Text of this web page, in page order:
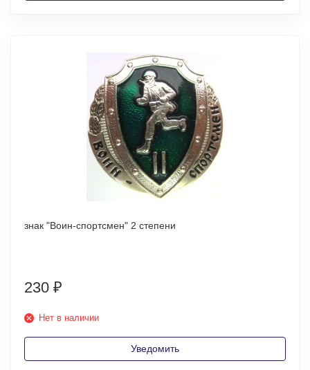
знак "Воин-спортсмен" 2 степени
230 ₽
Нет в наличии
Уведомить